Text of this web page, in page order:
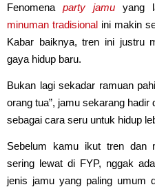
Fenomena party jamuyang
minuman tradisionalini makin
Kabar baiknya, tren ini justru
gaya hidup baru.
Bukan lagi sekadar ramuan
orang tua”, jamu sekarang
sebagai cara seru untuk hidup
Sebelum kamu ikut tren dan
sering lewat di FYP, nggak
jenis jamu yang paling umum